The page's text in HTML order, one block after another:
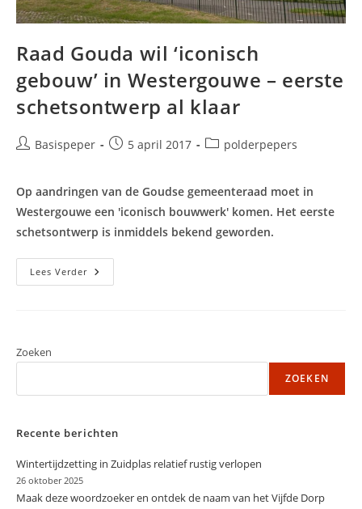
Raad Gouda wil ‘iconisch
gebouw’ in Westergouwe – eerste
schetsontwerp al klaar
BerichtBasispeper
Bericht5 april 2017 Berichtcategorie:
polderpepers
Op aandringen van de Goudse gemeenteraad moet in
Westergouwe een 'iconisch bouwwerk' komen. Het eerste
schetsontwerp is inmiddels bekend geworden.
Lees VerderRaad
Gouda
Eerste
Klaar
Zoeken
ZOEKEN
Recente berichten
Wintertijdzetting in Zuidplas relatief rustig verlopen
26 oktober 2025
Maak deze woordzoeker en ontdek de naam van het Vijfde Dorp